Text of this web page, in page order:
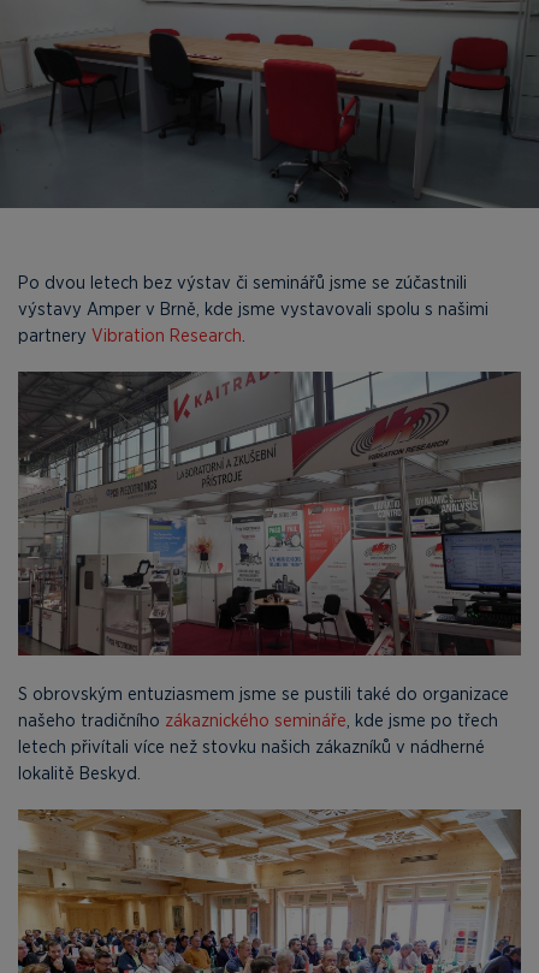
Po dvou letech bez výstav či seminářů jsme se zúčastnili
výstavy Amper v Brně, kde jsme vystavovali spolu s našimi
partnery Vibration Research
S obrovským entuziasmem jsme se pustili také do organizace
našeho tradičního zákaznického semináře , kde jsme po třech
letech přivítali více než stovku našich zákazníků v nádherné
lokalitě Beskyd.